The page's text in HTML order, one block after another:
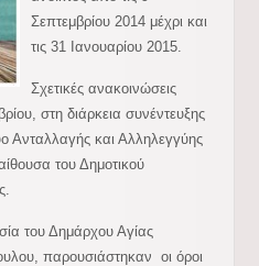
Σεπτεμβρίου 2014 μέχρι και
τις 31 Ιανουαρίου 2015.
Σχετικές ανακοινώσεις
στη διάρκεια συνέντευξης
Ανταλλαγής και Αλληλεγγύης
του Δημοτικού
του Δημάρχου Αγίας
παρουσιάστηκαν οι όροι